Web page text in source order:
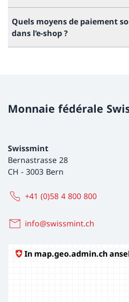
Quels moyens de paiement
dans l’e-shop ?
Monnaie fédérale
Swissmint
Bernastrasse 28
CH - 3003 Bern
+41 (0)58 4 800 800
info@swissmint.ch